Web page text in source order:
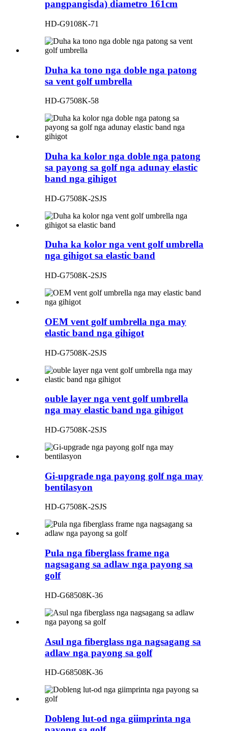
pangpangisda) diametro 161cm
HD-G9108K-71
Duha ka tono nga doble nga patong
sa vent golf umbrella
HD-G7508K-58
Duha ka kolor nga doble nga patong
sa payong sa golf nga adunay elastic
band nga gihigot
HD-G7508K-2SJS
Duha ka kolor nga vent golf umbrella
nga gihigot sa elastic band
HD-G7508K-2SJS
OEM vent golf umbrella nga may
elastic band nga gihigot
HD-G7508K-2SJS
ouble layer nga vent golf umbrella
nga may elastic band nga gihigot
HD-G7508K-2SJS
Gi-upgrade nga payong golf nga may
bentilasyon
HD-G7508K-2SJS
Pula nga fiberglass frame nga
nagsagang sa adlaw nga payong sa
golf
HD-G68508K-36
Asul nga fiberglass nga nagsagang sa
adlaw nga payong sa golf
HD-G68508K-36
Dobleng lut-od nga giimprinta nga